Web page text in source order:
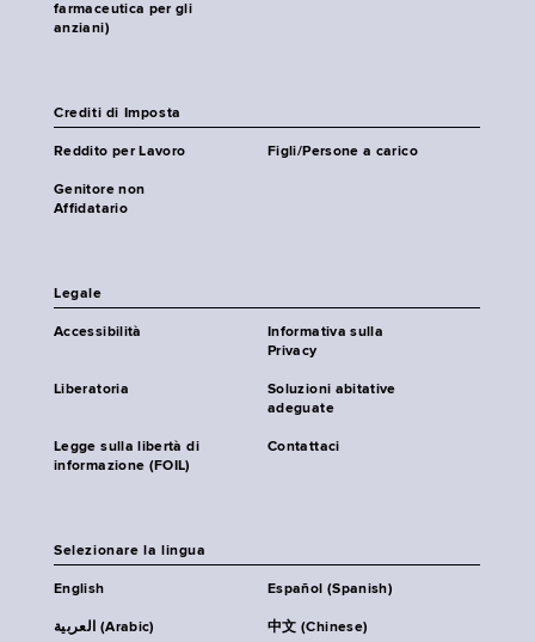
farmaceutica per gli
anziani)
Crediti di Imposta
Reddito per Lavoro Figli/Persone a carico
Genitore non
Affidatario
Legale
Accessibilità
Informativa sulla
Privacy
Liberatoria
Soluzioni abitative
adeguate
Legge sulla libertà di
informazione (FOIL)
Contattaci
Selezionare la lingua
English Español (Spanish)
العربية (Arabic) 中文 (Chinese)